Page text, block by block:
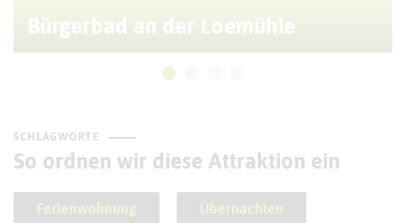
Bürgerbad an der Loemühle
SCHLAGWORTE
So ordnen wir diese Attraktion ein
Ferienwohnung Übernachten